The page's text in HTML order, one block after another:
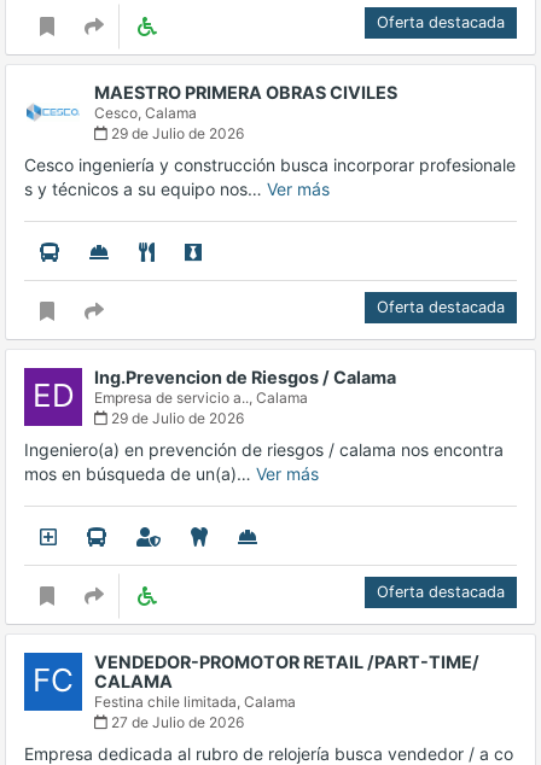
Oferta destacada
MAESTRO PRIMERA OBRAS CIVILES
Cesco, Calama
29 de Julio de 2026
Cesco ingeniería y construcción busca incorporar profesionale
s y técnicos a su equipo nos… Ver más
Oferta destacada
ED Ing.Prevencion de Riesgos / Calama
Empresa de servicio a.., Calama
29 de Julio de 2026
Ingeniero(a) en prevención de riesgos / calama nos encontra
mos en búsqueda de un(a)… Ver más
Oferta destacada
FC
VENDEDOR-PROMOTOR RETAIL /PART-TIME/
CALAMA
Festina chile limitada, Calama
27 de Julio de 2026
Empresa dedicada al rubro de relojería busca vendedor / a co